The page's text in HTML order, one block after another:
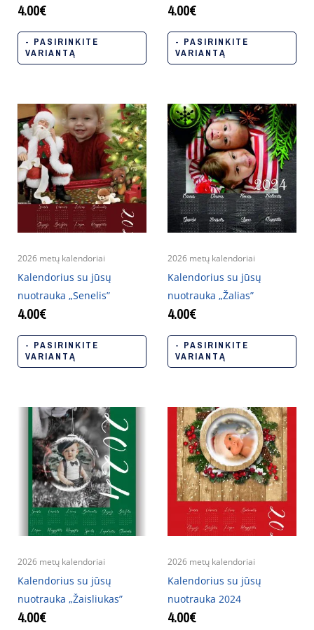
4.00€
- PASIRINKITE
VARIANTĄ
4.00€
- PASIRINKITE
VARIANTĄ
2026 metų kalendoriai
Kalendorius su jūsų
nuotrauka „Senelis”
4.00€
- PASIRINKITE
VARIANTĄ
2026 metų kalendoriai
Kalendorius su jūsų
nuotrauka „Žalias”
4.00€
- PASIRINKITE
VARIANTĄ
2026 metų kalendoriai
Kalendorius su jūsų
nuotrauka „Žaisliukas”
4.00€
2026 metų kalendoriai
Kalendorius su jūsų
nuotrauka 2024
4.00€